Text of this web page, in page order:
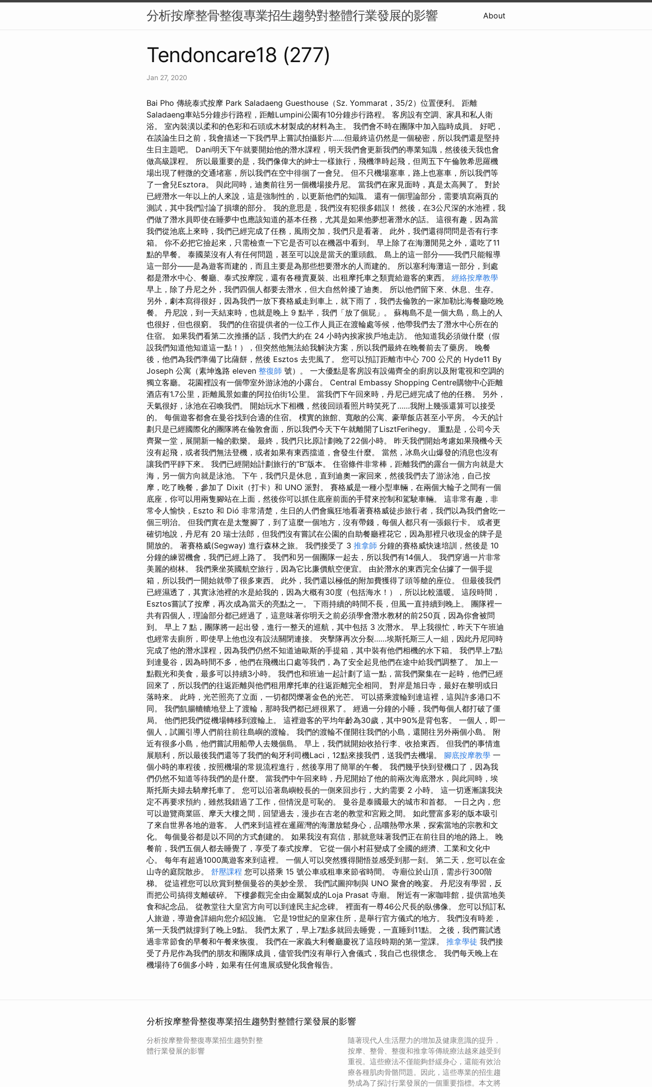
分析按摩整骨整復專業招生趨勢對整體行業發展的影響 About
Tendoncare18 (277)
Jan 27, 2020
Bai Pho 傳統泰式按摩 Park Saladaeng Guesthouse（Sz. Yommarat，35/2）位置便利。 距離
Saladaeng車站5分鐘步行路程，距離Lumpini公園有10分鐘步行路程。 客房設有空調、家具和私人衛
浴。 室內裝潢以柔和的色彩和石頭或木材製成的材料為主。 我們會不時在團隊中加入臨時成員。 好吧，
在談論生日之前，我會描述一下我們早上嘗試拍攝影片......但最終這仍然是一個秘密，所以我們還是堅持
生日主題吧。 Dani明天下午就要開始他的潛水課程，明天我們會更新我們的專業知識，然後後天我也會
做高級課程。 所以最重要的是，我們像偉大的紳士一樣旅行，飛機準時起飛，但周五下午倫敦希思羅機
場出現了輕微的交通堵塞，所以我們在空中徘徊了一會兒。 但不只機場塞車，路上也塞車，所以我們等
了一會兒Esztora。 與此同時，迪奧前往另一個機場接丹尼。 當我們在家見面時，真是太高興了。 對於
已經潛水一年以上的人來說，這是強制性的，以更新他們的知識。 還有一個理論部分，需要填寫兩頁的
測試，其中我們討論了損壞的部分。 我的意思是，我們沒有犯很多錯誤！ 然後，在3公尺深的水池裡，我
們做了潛水員即使在睡夢中也應該知道的基本任務，尤其是如果他夢想著潛水的話。 這很有趣，因為當
我們從池底上來時，我們已經完成了任務，風雨交加，我們只是看著。 此外，我們還得問問是否有行李
箱。 你不必把它撿起來，只需檢查一下它是否可以在機器中看到。 早上除了在海灘閒晃之外，還吃了11
點的早餐。 泰國菜沒有人有任何問題，甚至可以說是當天的重頭戲。 島上的這一部分——我們只能報導
這一部分——是為遊客而建的，而且主要是為那些想要潛水的人而建的。 所以塞利海灘這一部分，到處
都是潛水中心、餐廳、泰式按摩院，還有各種賣夏裝、出租摩托車之類賣給遊客的東西。 經絡按摩教學
早上，除了丹尼之外，我們四個人都要去潛水，但大自然幹擾了迪奧。 所以他們留下來、休息、生存。
另外，劇本寫得很好，因為我們一放下賽格威走到車上，就下雨了，我們去倫敦的一家加勒比海餐廳吃晚
餐。 丹尼說，到一天結束時，也就是晚上 9 點半，我們「放了個屁」。 蘇梅島不是一個大島，島上的人
也很好，但也很窮。 我們的住宿提供者的一位工作人員正在渡輪處等候，他帶我們去了潛水中心所在的
住宿。 如果我們看第二次推播的話，我們大約在 24 小時內挨家挨戶地走訪。 他知道我必須做什麼（假
設我們知道他知道這一點！），但突然他無法給我解決方案，所以我們最終在晚餐前去了藥房。 晚餐
後，他們為我們準備了比薩餅，然後 Esztos 去兜風了。 您可以預訂距離市中心 700 公尺的 Hyde11 By
Joseph 公寓（素坤逸路 eleven 整復師 號）。 一大優點是客房設有設備齊全的廚房以及附電視和空調的
獨立客廳。 花園裡設有一個帶室外游泳池的小露台。 Central Embassy Shopping Centre購物中心距離
酒店有1.7公里，距離風景如畫的阿拉伯街1公里。 當我們下午回來時，丹尼已經完成了他的任務。 另外，
天氣很好，泳池在召喚我們。 開始玩水下相機，然後回頭看照片時笑死了……我附上幾張還算可以接受
的。 每個遊客都會在曼谷找到合適的住宿。 樸實的旅館、寬敞的公寓、豪華飯店甚至小平房。 今天的計
劃只是已經國際化的團隊將在倫敦會面，所以我們今天下午就離開了LisztFerihegy。 重點是，公司今天
齊聚一堂，展開新一輪的歡樂。 最終，我們只比原計劃晚了22個小時。 昨天我們開始考慮如果飛機今天
沒有起飛，或者我們無法登機，或者如果有東西擋道，會發生什麼。 當然，冰島火山爆發的消息也沒有
讓我們平靜下來。 我們已經開始計劃旅行的“B”版本。 住宿條件非常棒，距離我們的露台一個方向就是大
海，另一個方向就是泳池。 下午，我們只是休息，直到迪奧一家回來，然後我們去了游泳池，自己按
摩，吃了晚餐，參加了 Dixit（打卡）和 UNO 派對。 賽格威是一種小型車輛，在兩個大輪子之間有一個
底座，你可以用兩隻腳站在上面，然後你可以抓住底座前面的手臂來控制和駕駛車輛。 這非常有趣，非
常令人愉快，Eszto 和 Dió 非常清楚，生日的人們會瘋狂地看著賽格威徒步旅行者，我們以為我們會吃一
個三明治。 但我們實在是太蹩腳了，到了這麼一個地方，沒有帶錢，每個人都只有一張銀行卡。 或者更
確切地說，丹尼有 20 瑞士法郎，但我們沒有嘗試在公園的自助餐廳裡花它，因為那裡只收現金的牌子是
開放的。 著賽格威(Segway) 進行森林之旅。 我們接受了 3 推拿師 分鐘的賽格威快速培訓，然後是 10
分鐘的練習機會，我們已經上路了。 我們和另一個團隊一起去，所以我們有14個人。 我們穿過一片非常
美麗的樹林。 我們乘坐英國航空旅行，因為它比廉價航空便宜。 由於潛水的東西完全佔據了一個手提
箱，所以我們一開始就帶了很多東西。 此外，我們還以極低的附加費獲得了頭等艙的座位。 但最後我們
已經濕透了，其實泳池裡的水是給我的，因為大概有30度（包括海水！），所以比較溫暖。 這段時間，
Esztos嘗試了按摩，再次成為當天的亮點之一。 下雨持續的時間不長，但風一直持續到晚上。 團隊裡一
共有四個人，理論部分都已經過了，這意味著你明天之前必須學會潛水教材的前250頁，因為你會被問
到。 早上 7 點，團隊將一起出發，進行一整天的巡航，其中包括 3 次潛水。 早上我很忙，昨天下午班迪
也經常去廁所，即使早上他也沒有設法關閉連接。 夾擊隊再次分裂……埃斯托斯三人一組，因此丹尼同時
完成了他的潛水課程，因為我們仍然不知道迪歐斯的手提箱，其中裝有他們相機的水下箱。 我們早上7點
到達曼谷，因為時間不多，他們在飛機出口處等我們，為了安全起見他們在途中給我們調整了。 加上一
點觀光和美食，最多可以持續3小時。 我們也和班迪一起計劃了這一點，當我們聚集在一起時，他們已經
回來了，所以我們的往返距離與他們租用摩托車的往返距離完全相同。 對岸是旭日寺，最好在黎明或日
落時來。 此時，光芒照亮了立面，一切都閃爍著金色的光芒。 可以搭乘渡輪到達這裡，這與許多港口不
同。 我們飢腸轆轆地登上了渡輪，那時我們都已經很累了。 經過一分鐘的小睡，我們每個人都打破了僵
局。 他們把我們從機場轉移到渡輪上。 這裡遊客的平均年齡為30歲，其中90%是背包客。 一個人，即一
個人，試圖引導人們前往前往島嶼的渡輪。 我們的渡輪不僅開往我們的小島，還開往另外兩個小島。 附
近有很多小島，他們嘗試用船帶人去幾個島。 早上，我們就開始收拾行李、收拾東西。 但我們的事情進
展順利，所以最後我們還等了我們的匈牙利司機Laci，12點來接我們，送我們去機場。 腳底按摩教學 一
個小時的車程後，按照機場的常規流程進行，然後享用了簡單的午餐。 我們幾乎快到登機口了，因為我
們仍然不知道等待我們的是什麼。 當我們中午回來時，丹尼開始了他的前兩次海底潛水，與此同時，埃
斯托斯夫婦去騎摩托車了。 您可以沿著島嶼較長的一側來回步行，大約需要 2 小時。 這一切逐漸讓我決
定不再要求預約，雖然我錯過了工作，但情況是可恥的。 曼谷是泰國最大的城市和首都。 一日之內，您
可以遊覽商業區、摩天大樓之間，回望過去，漫步在古老的教堂和宮殿之間。 如此豐富多彩的版本吸引
了來自世界各地的遊客。 人們來到這裡在暹羅灣的海灘放鬆身心，品嚐熱帶水果，探索當地的宗教和文
化。 每個曼谷都是以不同的方式創建的。 如果我沒有寫信，那就意味著我們正在前往目的地的路上。 晚
餐前，我們五個人都去睡覺了，享受了泰式按摩。 它從一個小村莊變成了全國的經濟、工業和文化中
心。 每年有超過1000萬遊客來到這裡。 一個人可以突然獲得開悟並感受到那一刻。 第二天，您可以在金
山寺的庭院散步。 舒壓課程 您可以搭乘 15 號公車或租車來節省時間。 寺廟位於山頂，需步行300階
梯。 從這裡您可以欣賞到整個曼谷的美妙全景。 我們試圖抑制與 UNO 聚會的晚宴。 丹尼沒有學習，反
而把公司搞得支離破碎。 下樓參觀完全由金屬製成的Loja Prasat 寺廟。 附近有一家咖啡館，提供當地美
食和紀念品。 從教堂往大皇宮方向可以到達民主紀念碑。 裡面有一尊46公尺長的臥佛像。 您可以預訂私
人旅遊，導遊會詳細向您介紹設施。 它是19世紀的皇家住所，是舉行官方儀式的地方。 我們沒有時差，
第一天我們就撐到了晚上9點。 我們太累了，早上7點多就回去睡覺，一直睡到11點。 之後，我們嘗試透
過非常節食的早餐和午餐來恢復。 我們在一家義大利餐廳慶祝了這段時期的第一堂課。 推拿學徒 我們接
受了丹尼作為我們的朋友和團隊成員，儘管我們沒有舉行入會儀式，我自己也很懷念。 我們每天晚上在
機場待了6個多小時，如果有任何進展或變化我會報告。
分析按摩整骨整復專業招生趨勢對整體行業發展的影響
分析按摩整骨整復專業招生趨勢對整
體行業發展的影響
隨著現代人生活壓力的增加及健康意識的提升，
按摩、整骨、整復和推拿等傳統療法越來越受到
重視。這些療法不僅能夠舒緩身心，還能有效治
療各種肌肉骨骼問題。因此，這些專業的招生趨
勢成為了探討行業發展的一個重要指標。本文將